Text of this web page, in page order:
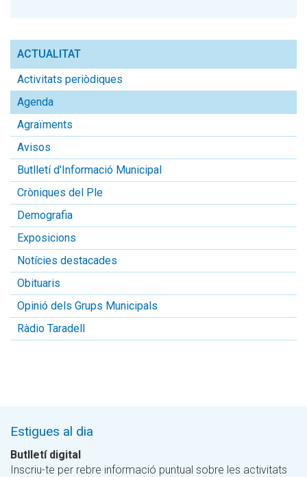
ACTUALITAT
Activitats periòdiques
Agenda
Agraïments
Avisos
Butlletí d'Informació Municipal
Cròniques del Ple
Demografia
Exposicions
Notícies destacades
Obituaris
Opinió dels Grups Municipals
Ràdio Taradell
Estigues al dia
Butlletí digital
Inscriu-te per rebre informació puntual sobre les activitats